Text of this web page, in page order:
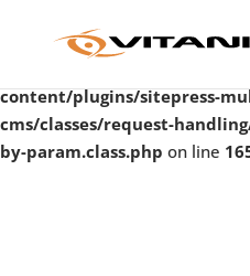
Warning: Undefined property:
content/plugins/sitepress-
cms/classes/request-
by-param.class.php on line